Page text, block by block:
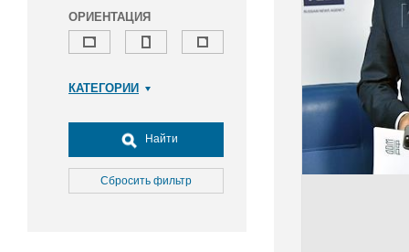
ОРИЕНТАЦИЯ
КАТЕГОРИИ
Досуг, туризм и отдых
Культура
Медицина
Найти
Сбросить фильтр